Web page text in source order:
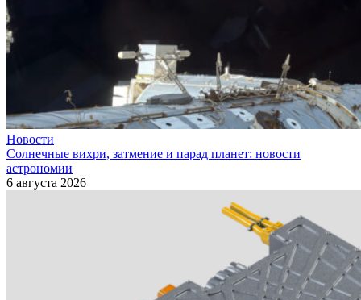
Новости
Солнечные вихри, затмение и парад планет: новости
астрономии
6 августа 2026